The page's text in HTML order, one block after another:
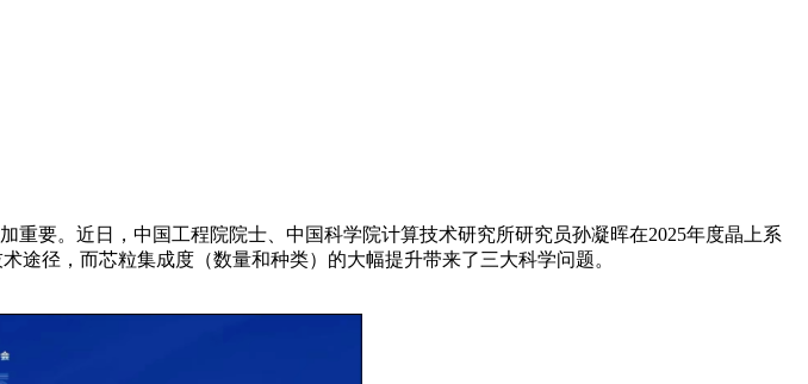
重要。近日，中国工程院院士、中国科学院计算技术研究所研究员孙凝晖在2025年度晶上系
途径，而芯粒集成度（数量和种类）的大幅提升带来了三大科学问题。